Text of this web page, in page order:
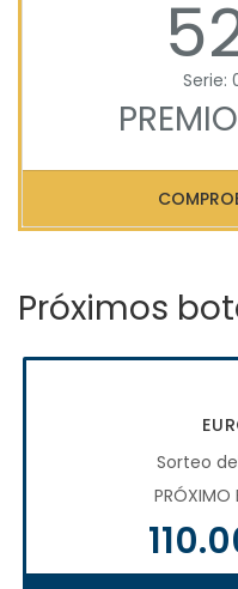
Serie:
Próximos
Sorteo
PRÓXIMO